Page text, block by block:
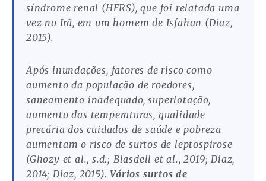
síndrome renal (HFRS), que foi relatada uma
vez no Irã, em um homem de Isfahan (Diaz,
2015).
Após inundações, fatores de risco como
aumento da população de roedores,
saneamento inadequado, superlotação,
aumento das temperaturas, qualidade
precária dos cuidados de saúde e pobreza
aumentam o risco de surtos de leptospirose
(Ghozy et al., s.d.; Blasdell et al., 2019; Diaz,
2014; Diaz, 2015).Vários surtos de